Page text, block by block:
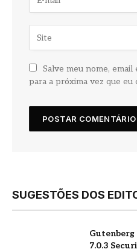
Salve meu nome,
para a próxima vez que eu
SUGESTÕES DOS
Gutenberg
7.0.3